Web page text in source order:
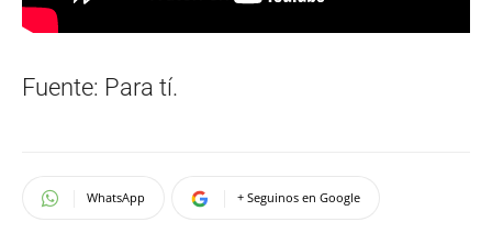
Fuente: Para tí.
WhatsApp + Seguinos en Google